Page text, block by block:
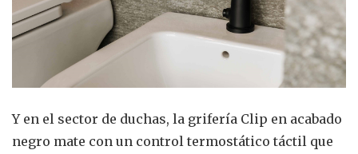
Y en el sector de duchas, la grifería Clip en acabado
negro mate con un control termostático táctil que